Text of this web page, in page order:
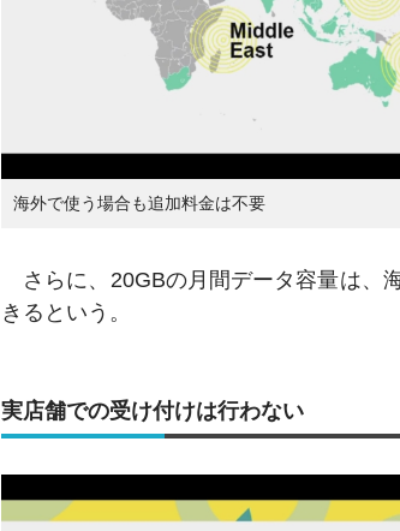
海外で使う場合も追加料金は不要
さらに、20GBの月間データ容量は、
きるという。
実店舗での受け付けは行わない